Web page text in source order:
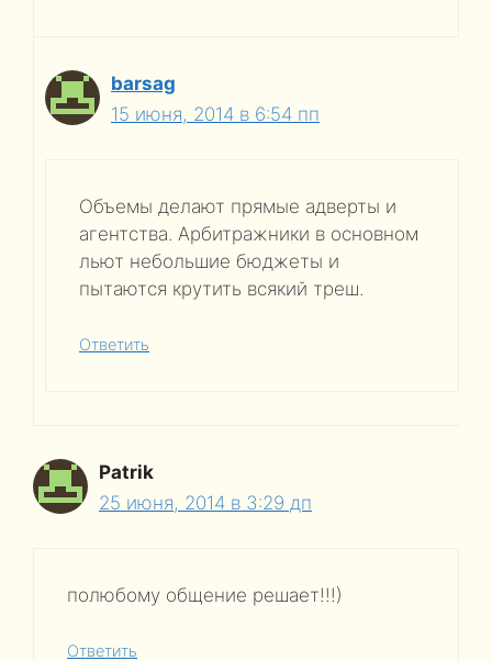
barsag
15 июня, 2014 в 6:54 пп
Объемы делают прямые адверты и
агентства. Арбитражники в основном
льют небольшие бюджеты и
пытаются крутить всякий треш.
Ответить
Patrik
25 июня, 2014 в 3:29 дп
полюбому общение решает!!!)
Ответить